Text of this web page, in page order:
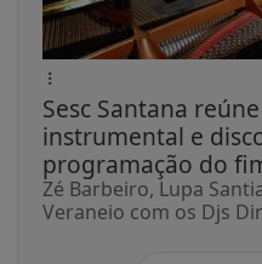
Sesc Santana
instrumental e
programação do
Zé Barbeiro, Lupa
Veraneio com os Djs